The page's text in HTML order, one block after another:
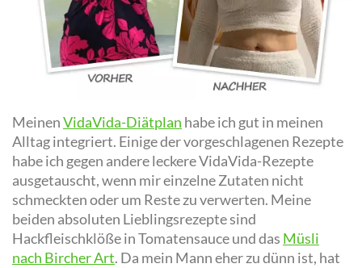
MeinenVidaVida-Diätplan habe ich gut in meinen
Alltag integriert. Einige der vorgeschlagenen Rezepte
habe ich gegen andere leckere VidaVida-Rezepte
ausgetauscht, wenn mir einzelne Zutaten nicht
schmeckten oder um Reste zu verwerten. Meine
beiden absoluten Lieblingsrezepte sind
Hackfleischklöße in Tomatensauce und das Müsli
nach Bircher Art. Da mein Mann eher zu dünn ist, hat